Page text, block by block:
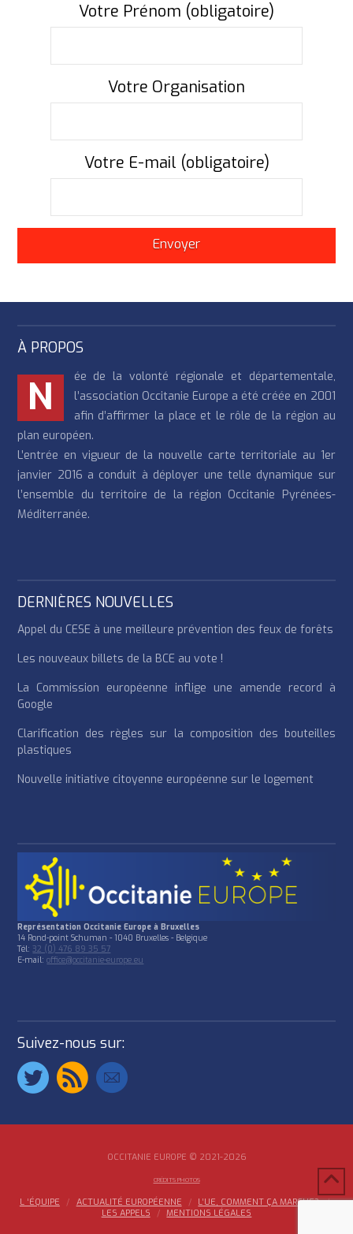
Votre Prénom (obligatoire)
Votre Organisation
Votre E-mail (obligatoire)
À PROPOS
N
ée de la volonté régionale et départementale,
l’association Occitanie Europe a été créée en 2001
afin d’affirmer la place et le rôle de la région au
plan européen.
L’entrée en vigueur de la nouvelle carte territoriale au 1er
janvier 2016 a conduit à déployer une telle dynamique sur
l’ensemble du territoire de la région Occitanie Pyrénées-
Méditerranée.
DERNIÈRES NOUVELLES
Appel du CESE à une meilleure prévention des feux de forêts
Les nouveaux billets de la BCE au vote !
La Commission européenne inflige une amende record à
Google
Clarification des règles sur la composition des bouteilles
plastiques
Nouvelle initiative citoyenne européenne sur le logement
Représentation Occitanie Europe à Bruxelles
14 Rond-point Schuman - 1040 Bruxelles - Belgique
Tél:32 (0) 476 89 35 57
E-mail:office@occitanie-europe.eu
Suivez-nous sur:
OCCITANIE EUROPE © 2021-2026
CRÉDITS PHOTOS
L ‘ÉQUIPE ACTUALITÉ EUROPÉENNE
L’UE, COMMENT ÇA MARCHE?
LES APPELS
MENTIONS LÉGALES